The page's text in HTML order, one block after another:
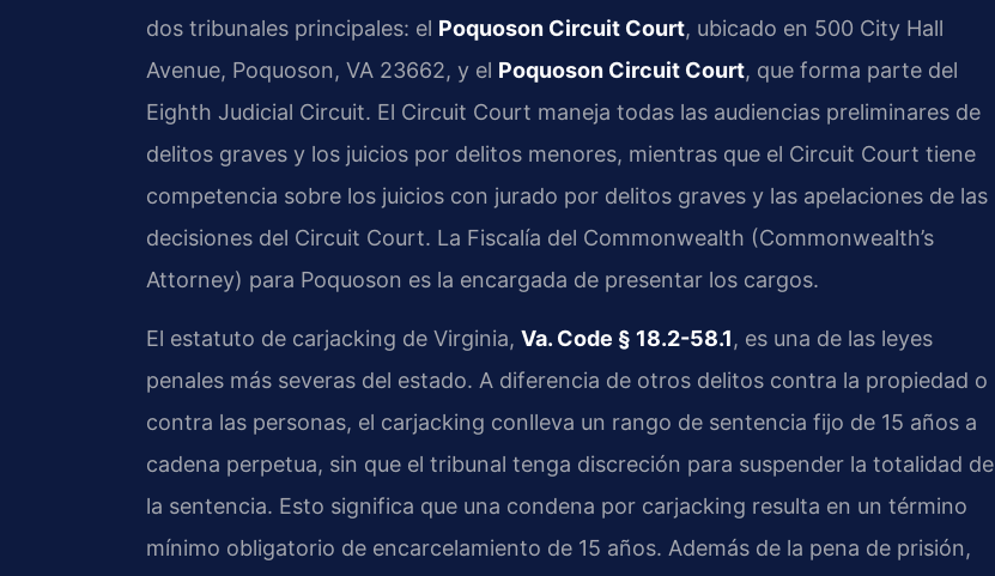
dos tribunales principales: el Poquoson Circuit Court, ubicado en 500 City Hall
Avenue, Poquoson, VA 23662, y el Poquoson Circuit Court, que forma parte del
Eighth Judicial Circuit. El Circuit Court maneja todas las audiencias preliminares de
delitos graves y los juicios por delitos menores, mientras que el Circuit Court tiene
competencia sobre los juicios con jurado por delitos graves y las apelaciones de las
decisiones del Circuit Court. La Fiscalía del Commonwealth (Commonwealth’s
Attorney) para Poquoson es la encargada de presentar los cargos.
El estatuto de carjacking de Virginia, Va. Code § 18.2-58.1, es una de las leyes
penales más severas del estado. A diferencia de otros delitos contra la propiedad o
contra las personas, el carjacking conlleva un rango de sentencia fijo de 15 años a
cadena perpetua, sin que el tribunal tenga discreción para suspender la totalidad de
la sentencia. Esto significa que una condena por carjacking resulta en un término
mínimo obligatorio de encarcelamiento de 15 años. Además de la pena de prisión,